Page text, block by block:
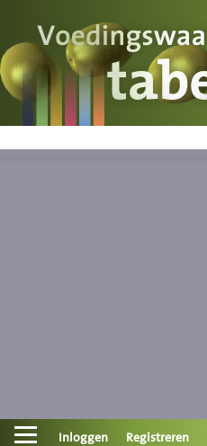
Voedingswaarde
Wat is wat?
ContactInloggen Registreren